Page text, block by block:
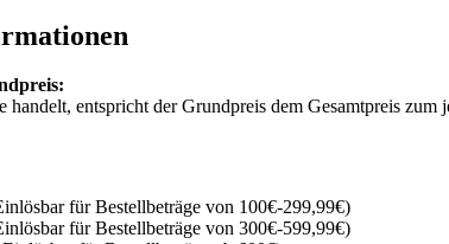
handelt, entspricht der Grundpreis dem Gesamtpreis
für Bestellbeträge von 100€-299,99€)
für Bestellbeträge von 300€-599,99€)